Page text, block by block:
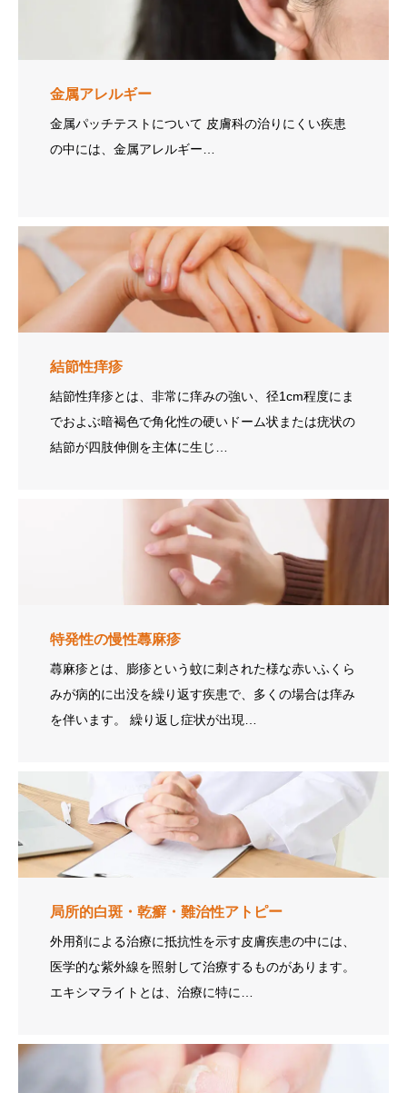
金属アレルギー
金属パッチテストについて 皮膚科の治りにくい疾患
の中には、金属アレルギー…
結節性痒疹
結節性痒疹とは、非常に痒みの強い、径1cm程度にま
でおよぶ暗褐色で角化性の硬いドーム状または疣状の
結節が四肢伸側を主体に生じ…
特発性の慢性蕁麻疹
蕁麻疹とは、膨疹という蚊に刺された様な赤いふくら
みが病的に出没を繰り返す疾患で、多くの場合は痒み
を伴います。 繰り返し症状が出現…
局所的白斑・乾癬・難治性アトピー
外用剤による治療に抵抗性を示す皮膚疾患の中には、
医学的な紫外線を照射して治療するものがあります。
エキシマライトとは、治療に特に…